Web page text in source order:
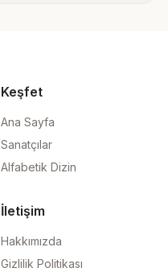
Keşfet
Ana Sayfa
Sanatçılar
Alfabetik Dizin
İletişim
Hakkımızda
Gizlilik Politikası